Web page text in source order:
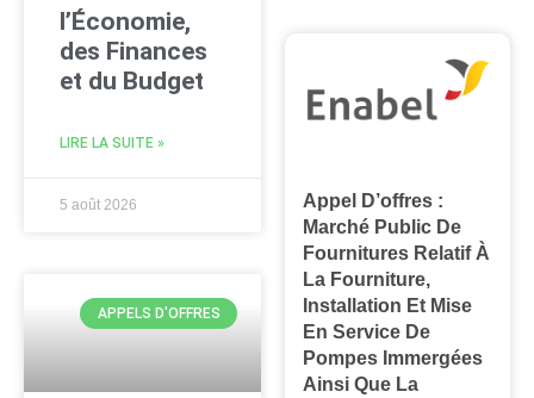
l’Économie,
des Finances
et du Budget
LIRE LA SUITE »
5 août 2026
APPELS D'OFFRES
Appel D’offres :
Marché Public De
Fournitures Relatif À
La Fourniture,
Installation Et Mise
En Service De
Pompes Immergées
Ainsi Que La